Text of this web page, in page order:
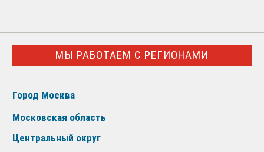
МЫ РАБОТАЕМ С РЕГИОНАМИ
Город Москва
Московская область
Центральный округ